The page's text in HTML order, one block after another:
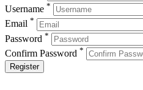
Username *
Email *
Password *
Confirm Password *
Register